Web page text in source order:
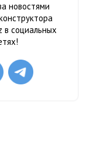
новостями
в социальных